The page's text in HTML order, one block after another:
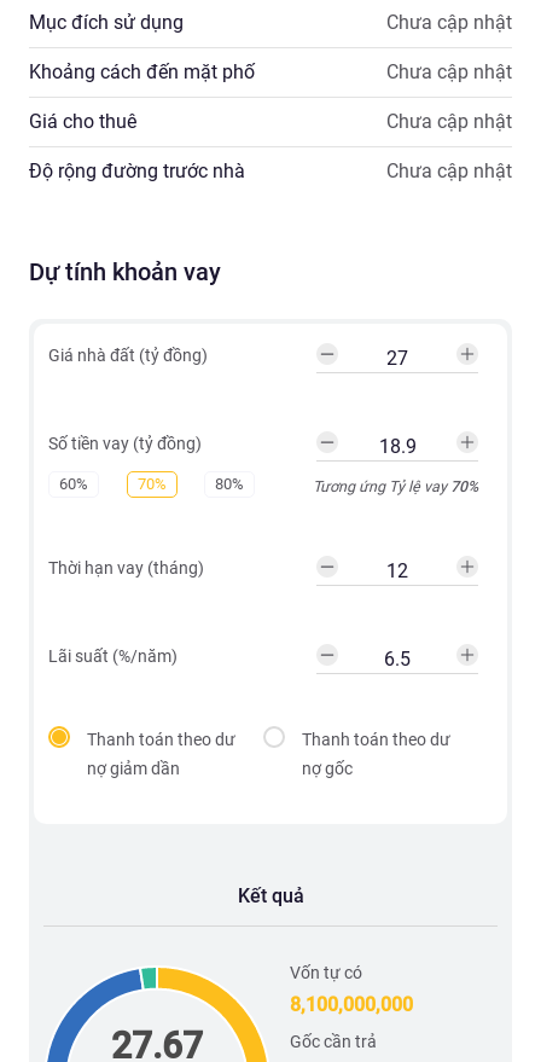
Mục đích sử dụng Chưa cập nhật
Khoảng cách đến mặt phố Chưa cập nhật
Giá cho thuê Chưa cập nhật
Độ rộng đường trước nhà Chưa cập nhật
Dự tính khoản vay
Giá nhà đất (tỷ đồng)
Số tiền vay (tỷ đồng)
60% 70% 80% Tương ứng Tỷ lệ vay70%
Thời hạn vay (tháng)
Lãi suất (%/năm)
Thanh toán theo dư
nợ giảm dần
Thanh toán theo dư
nợ gốc
Kết quả
27.67
Vốn tự có
8,100,000,000
Gốc cần trả